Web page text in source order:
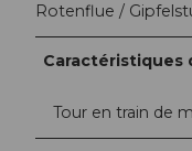
Rotenflue /
Caractéristiques
Tour en train de